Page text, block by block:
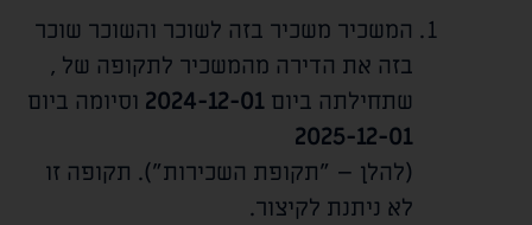
המשכיר משכיר בזה לשוכר והשוכר שוכר
בזה את הדירה מהמשכיר לתקופה של ,
שתחילתה ביום 2024-12-01 וסיומה ביום
2025-12-01
(להלן – "תקופת השכירות"). תקופה זו
לא ניתנת לקיצור.